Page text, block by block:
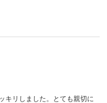
キリしました。とても親切に